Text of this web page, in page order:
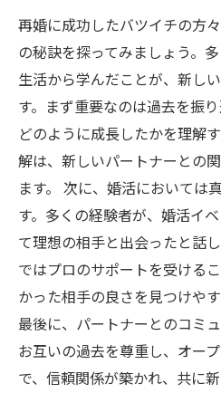
再婚に成功したバツイチの方
の秘訣を探ってみましょう。
生活から学んだことが、新し
す。まず重要なのは過去を振
どのように成長したかを理解
解は、新しいパートナーとの
ます。 次に、婚活においては
す。多くの経験者が、婚活イ
て理想の相手と出会ったと話
ではプロのサポートを受ける
かった相手の良さを見つけや
最後に、パートナーとのコミ
お互いの過去を尊重し、オー
で、信頼関係が築かれ、共に